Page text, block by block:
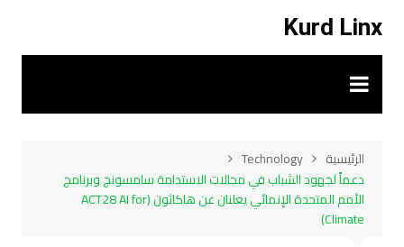
المحتوى
Kurd Linx
الرئيسية
Technology
دعماً لجهود الشباب في مجالات الاستدامة سامسونج وبرنامج
الأمم المتحدة الإنمائي يعلنان عن هاكاثون (ACT28 AI for
Climate)